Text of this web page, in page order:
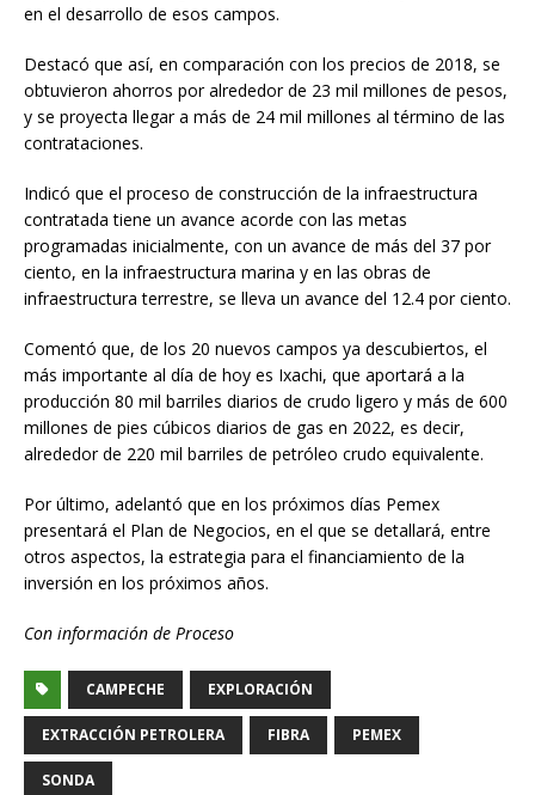
en el desarrollo de esos campos.
Destacó que así, en comparación con los precios de 2018, se
obtuvieron ahorros por alrededor de 23 mil millones de pesos,
y se proyecta llegar a más de 24 mil millones al término de las
contrataciones.
Indicó que el proceso de construcción de la infraestructura
contratada tiene un avance acorde con las metas
programadas inicialmente, con un avance de más del 37 por
ciento, en la infraestructura marina y en las obras de
infraestructura terrestre, se lleva un avance del 12.4 por ciento.
Comentó que, de los 20 nuevos campos ya descubiertos, el
más importante al día de hoy es Ixachi, que aportará a la
producción 80 mil barriles diarios de crudo ligero y más de 600
millones de pies cúbicos diarios de gas en 2022, es decir,
alrededor de 220 mil barriles de petróleo crudo equivalente.
Por último, adelantó que en los próximos días Pemex
presentará el Plan de Negocios, en el que se detallará, entre
otros aspectos, la estrategia para el financiamiento de la
inversión en los próximos años.
Con información de Proceso
CAMPECHE EXPLORACIÓN
EXTRACCIÓN PETROLERA FIBRA PEMEX
SONDA